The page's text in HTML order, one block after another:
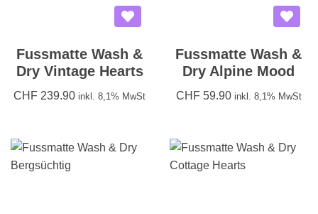
Fussmatte Wash &
Dry Vintage Hearts
CHF 239.90 inkl. 8,1% MwSt
Fussmatte Wash &
Dry Alpine Mood
CHF59.90 inkl. 8,1% MwSt